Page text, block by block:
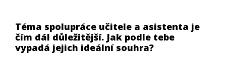
Téma spolupráce učitele a asistenta je
čím dál důležitější. Jak podle tebe
vypadá jejich ideální souhra?